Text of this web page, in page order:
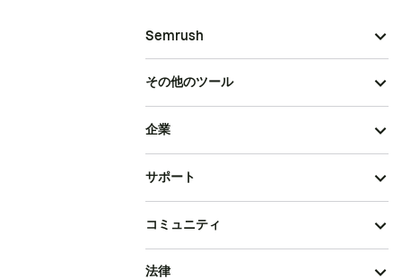
Semrush
その他のツール
企業
サポート
コミュニティ
法律